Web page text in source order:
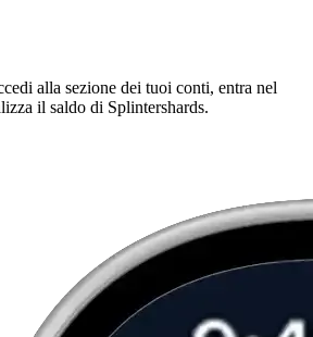
alla sezione dei tuoi conti, entra nel
il saldo di Splintershards.